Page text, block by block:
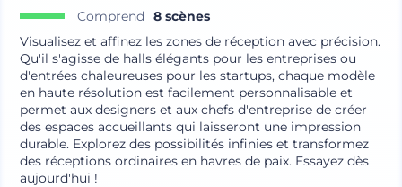
Comprend
8 scènes
Visualisez et affinez les zones de réception avec précision.
Qu'il s'agisse de halls élégants pour les entreprises ou
d'entrées chaleureuses pour les startups, chaque modèle
en haute résolution est facilement personnalisable et
permet aux designers et aux chefs d'entreprise de créer
des espaces accueillants qui laisseront une impression
durable. Explorez des possibilités infinies et transformez
des réceptions ordinaires en havres de paix. Essayez dès
aujourd'hui !